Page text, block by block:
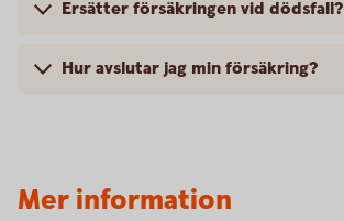
Ersätter försäkringen vid dödsfall?
Hur avslutar jag min försäkring?
Mer information